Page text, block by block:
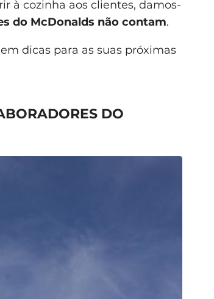
à cozinha aos clientes, damos-
do McDonalds não contam.
dicas para as suas próximas
DO